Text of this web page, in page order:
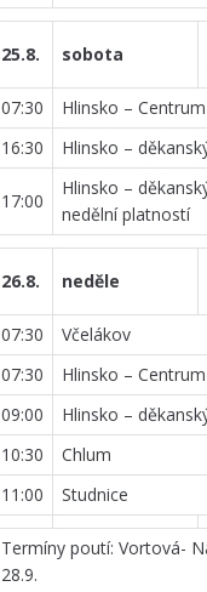
25.8. sobota
07:30
Hlinsko – Centrum
16:30
Hlinsko –
17:00
Hlinsko –
nedělní platností
26.8. neděle
07:30 Včelákov
07:30
Hlinsko – Centrum
09:00
Hlinsko –
10:30
Chlum
11:00
Studnice
Termíny poutí: Vortová-
28.9.